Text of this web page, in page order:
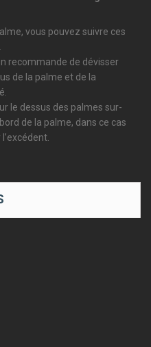
vous pouvez suivre ces
recommande de dévisser
de la palme et de la
le dessus des palmes sur-
de la palme, dans ce cas